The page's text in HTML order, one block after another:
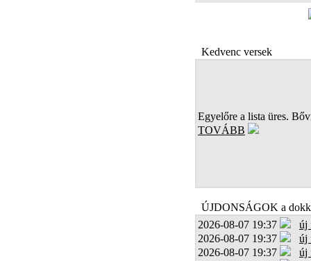
Kedvenc versek
Egyelőre a lista üres.
TOVÁBB
ÚJDONSÁGOK a
2026-08-07 19:37
új
2026-08-07 19:37
új
2026-08-07 19:37
új